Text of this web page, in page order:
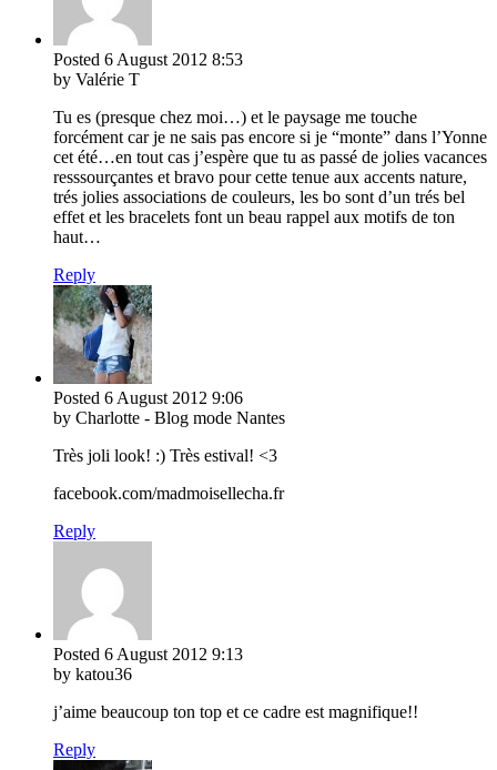
Posted 6 August 2012 8:53
by Valérie T
Tu es (presque chez moi…) et le paysage me touche
forcément car je ne sais pas encore si je “monte” dans l’Yonne
cet été…en tout cas j’espère que tu as passé de jolies vacances
resssourçantes et bravo pour cette tenue aux accents nature,
trés jolies associations de couleurs, les bo sont d’un trés bel
effet et les bracelets font un beau rappel aux motifs de ton
haut…
Reply
Posted 6 August 2012 9:06
by Charlotte - Blog mode Nantes
Très joli look! :) Très estival! <3
facebook.com/madmoisellecha.fr
Reply
Posted 6 August 2012 9:13
by katou36
j’aime beaucoup ton top et ce cadre est magnifique!!
Reply